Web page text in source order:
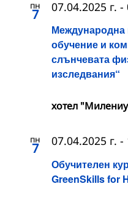
пн
7
обучение и
слънчевата
изследвания“
07.04.2025 г. -
хотел
пн
7
Обучителен
GreenSkills for
07.04.2025 г. -